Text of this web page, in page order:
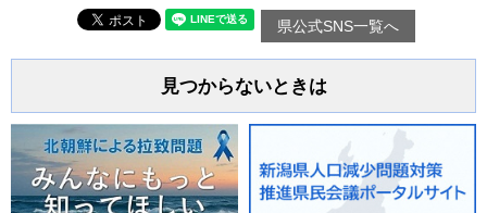
県公式SNS一覧へ
見つからないときは